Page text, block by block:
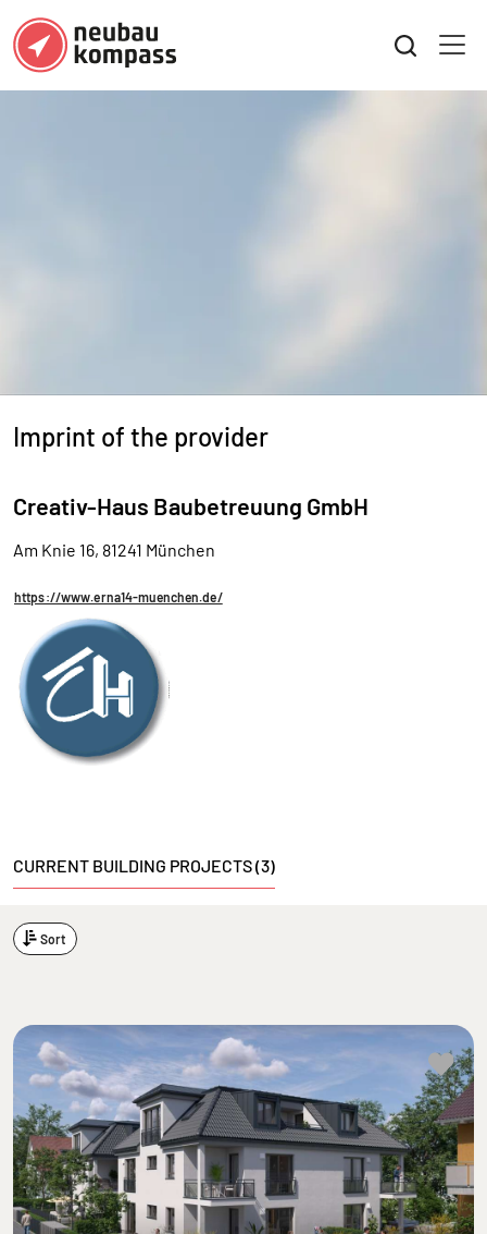
Imprint of the provider
Creativ-Haus Baubetreuung GmbH
Am Knie 16, 81241 München
https://www.erna14-muenchen.de/
CURRENT BUILDING PROJECTS (3)
Sort